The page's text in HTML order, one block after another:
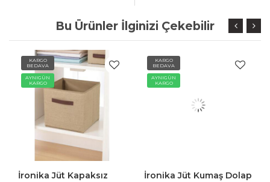
Bu Ürünler İlginizi Çekebilir
KARGO
BEDAVA
AYNIGÜN
KARGO
İronika Jüt Kapaksız
KARGO
BEDAVA
AYNIGÜN
KARGO
İronika Jüt Kumaş Dolap